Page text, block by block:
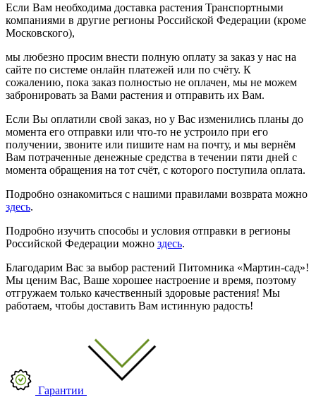
Если Вам необходима доставка растения Транспортными
компаниями в другие регионы Российской Федерации (кроме
Московского),
мы любезно просим внести полную оплату за заказ у нас на
сайте по системе онлайн платежей или по счёту. К
сожалению, пока заказ полностью не оплачен, мы не можем
забронировать за Вами растения и отправить их Вам.
Если Вы оплатили свой заказ, но у Вас изменились планы до
момента его отправки или что-то не устроило при его
получении, звоните или пишите нам на почту, и мы вернём
Вам потраченные денежные средства в течении пяти дней с
момента обращения на тот счёт, с которого поступила оплата.
Подробно ознакомиться с нашими правилами возврата можно
здесь.
Подробно изучить способы и условия отправки в регионы
Российской Федерации можно здесь.
Благодарим Вас за выбор растений Питомника «Мартин-сад»!
Мы ценим Вас, Ваше хорошее настроение и время, поэтому
отгружаем только качественный здоровые растения! Мы
работаем, чтобы доставить Вам истинную радость!
Гарантии